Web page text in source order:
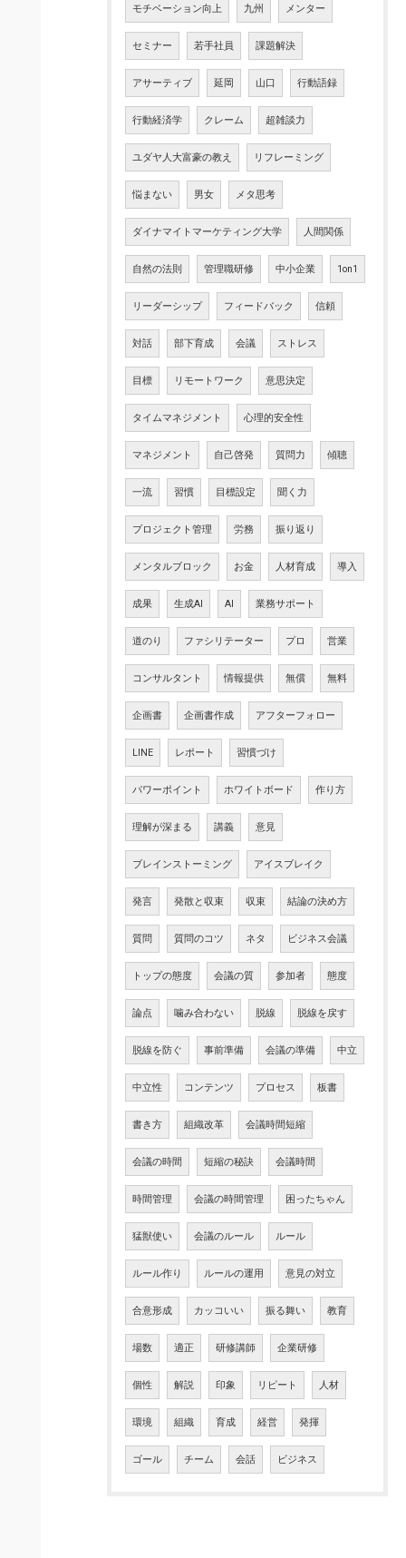
モチベーション向上 九州 メンター
セミナー 若手社員 課題解決
アサーティブ 延岡 山口 行動語録
行動経済学 クレーム 超雑談力
ユダヤ人大富豪の教え リフレーミング
悩まない 男女 メタ思考
ダイナマイトマーケティング大学 人間関係
自然の法則 管理職研修 中小企業 1on1
リーダーシップ フィードバック 信頼
対話 部下育成 会議 ストレス
目標 リモートワーク 意思決定
タイムマネジメント 心理的安全性
マネジメント 自己啓発 質問力 傾聴
一流 習慣 目標設定 聞く力
プロジェクト管理 労務 振り返り
メンタルブロック お金 人材育成 導入
成果 生成AI AI 業務サポート
道のり ファシリテーター プロ 営業
コンサルタント 情報提供 無償 無料
企画書 企画書作成 アフターフォロー
LINE レポート 習慣づけ
パワーポイント ホワイトボード 作り方
理解が深まる 講義 意見
ブレインストーミング アイスブレイク
発言 発散と収束 収束 結論の決め方
質問 質問のコツ ネタ ビジネス会議
トップの態度 会議の質 参加者 態度
論点 噛み合わない 脱線 脱線を戻す
脱線を防ぐ 事前準備 会議の準備 中立
中立性 コンテンツ プロセス 板書
書き方 組織改革 会議時間短縮
会議の時間 短縮の秘訣 会議時間
時間管理 会議の時間管理 困ったちゃん
猛獣使い 会議のルール ルール
ルール作り ルールの運用 意見の対立
合意形成 カッコいい 振る舞い 教育
場数 適正 研修講師 企業研修
個性 解説 印象 リピート 人材
環境 組織 育成 経営 発揮
ゴール チーム 会話 ビジネス